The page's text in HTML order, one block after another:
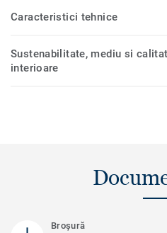
Caracteristici tehnice
Sustenabilitate, mediu si
interioare
Broșură